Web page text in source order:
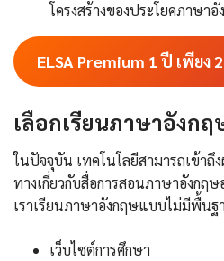
โครงสร้างของประโยคภาษา
ELSA Premium 1 ปี เพียง
เลือกเรียนภาษาอังก
ในปัจจุบัน เทคโนโลยีสามารถเข้าถึ
ทางเกี่ยวกับสื่อการสอนภาษาอังกฤ
เราเรียนภาษาอังกฤษแบบไม่มีพื้นฐ
เว็บไซต์การศึกษา